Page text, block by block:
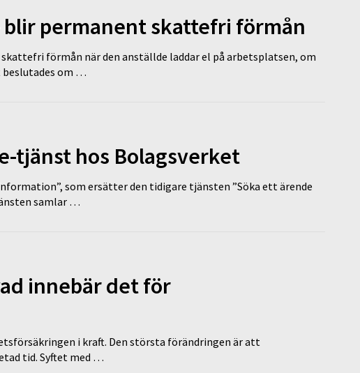
permanent skattefri förmån
förmån när den anställde laddar el på arbetsplatsen, om
om …
tjänst hos Bolagsverket
som ersätter den tidigare tjänsten ”Söka ett ärende
samlar …
innebär det för
i kraft. Den största förändringen är att
tid. Syftet med …